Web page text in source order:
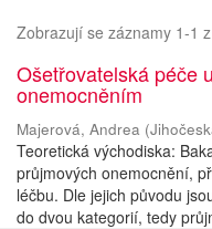
Zobrazují se záznamy 1-1 z
Ošetřovatelská péče
onemocněním
Majerová, Andrea (
Teoretická východiska:
průjmových onemocnění,
léčbu. Dle jejich původu
do dvou kategorií, tedy